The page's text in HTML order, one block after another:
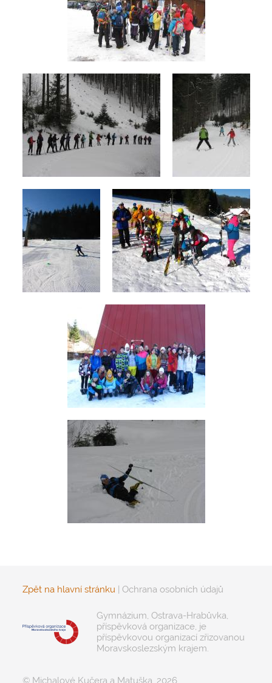
Zpět na hlavní stránku | Ochrana osobních údajů
Gymnázium, Ostrava-Hrabůvka,
příspěvková organizace, je
příspěvkovou organizací zřizovanou
Moravskoslezským krajem.
© Michalové Kučera a Matuška, 2026